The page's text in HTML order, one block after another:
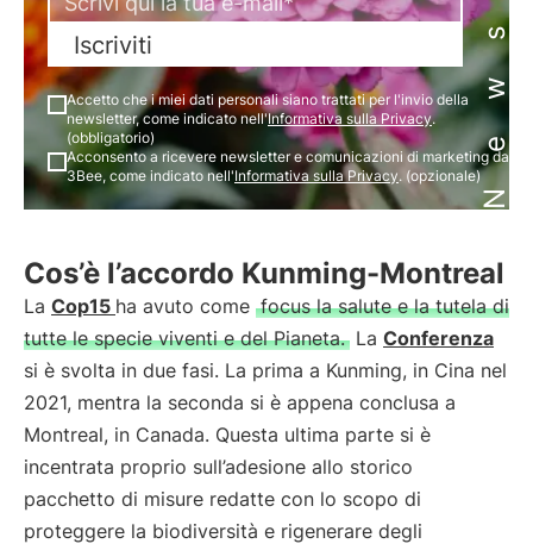
Iscriviti
Accetto che i miei dati personali siano trattati per l'invio della
newsletter, come indicato nell'Informativa sulla Privacy.
(obbligatorio)
Acconsento a ricevere newsletter e comunicazioni di marketing da
3Bee, come indicato nell'Informativa sulla Privacy. (opzionale)
Cos’è l’accordo Kunming-Montreal
La Cop15 ha avuto come focus la salute e la tutela di
tutte le specie viventi e del Pianeta. La Conferenza
si è svolta in due fasi. La prima a Kunming, in Cina nel
2021, mentra la seconda si è appena conclusa a
Montreal, in Canada. Questa ultima parte si è
incentrata proprio sull’adesione allo storico
pacchetto di misure redatte con lo scopo di
proteggere la biodiversità e rigenerare degli